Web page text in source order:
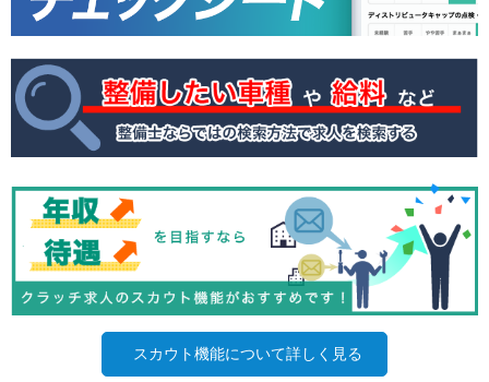
スカウト機能について詳しく見る